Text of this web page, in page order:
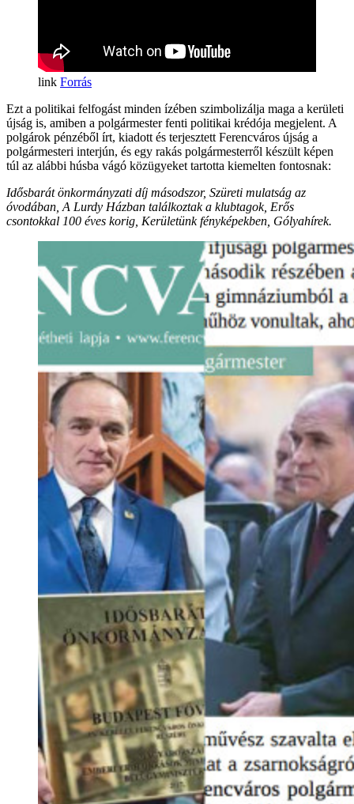
Forrás
Ezt a politikai felfogást minden ízében szimbolizálja maga a kerületi
újság is, amiben a polgármester fenti politikai krédója megjelent. A
polgárok pénzéből írt, kiadott és terjesztett Ferencváros újság a
polgármesteri interjún, és egy rakás polgármesterről készült képen
túl az alábbi húsba vágó közügyeket tartotta kiemelten fontosnak:
Idősbarát önkormányzati díj másodszor, Szüreti mulatság az
óvodában, A Lurdy Házban találkoztak a klubtagok, Erős
csontokkal 100 éves korig, Kerületünk fényképekben, Gólyahírek.